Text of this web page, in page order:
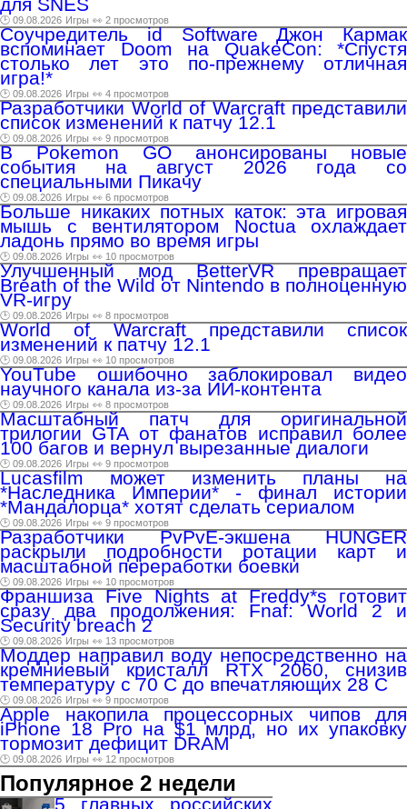
🕑 09.08.2026 Игры 👀 2 просмотров
Соучредитель id Software Джон Кармак
вспоминает Doom на QuakeCon: *Спустя
столько лет это по-прежнему отличная
игра!*
🕑 09.08.2026 Игры 👀 4 просмотров
Разработчики World of Warcraft представили
список изменений к патчу 12.1
🕑 09.08.2026 Игры 👀 9 просмотров
В Pokemon GO анонсированы новые
события на август 2026 года со
специальными Пикачу
🕑 09.08.2026 Игры 👀 6 просмотров
Больше никаких потных каток: эта игровая
мышь с вентилятором Noctua охлаждает
ладонь прямо во время игры
🕑 09.08.2026 Игры 👀 10 просмотров
Улучшенный мод BetterVR превращает
Breath of the Wild от Nintendo в полноценную
VR-игру
🕑 09.08.2026 Игры 👀 8 просмотров
World of Warcraft представили список
изменений к патчу 12.1
🕑 09.08.2026 Игры 👀 10 просмотров
YouTube ошибочно заблокировал видео
научного канала из-за ИИ-контента
🕑 09.08.2026 Игры 👀 8 просмотров
Масштабный патч для оригинальной
трилогии GTA от фанатов исправил более
100 багов и вернул вырезанные диалоги
🕑 09.08.2026 Игры 👀 9 просмотров
Lucasfilm может изменить планы на
*Наследника Империи* - финал истории
*Мандалорца* хотят сделать сериалом
🕑 09.08.2026 Игры 👀 9 просмотров
Разработчики PvPvE-экшена HUNGER
раскрыли подробности ротации карт и
масштабной переработки боевки
🕑 09.08.2026 Игры 👀 10 просмотров
Франшиза Five Nights at Freddy*s готовит
сразу два продолжения: Fnaf: World 2 и
Security breach 2
🕑 09.08.2026 Игры 👀 13 просмотров
Моддер направил воду непосредственно на
кремниевый кристалл RTX 2060, снизив
температуру с 70 C до впечатляющих 28 C
🕑 09.08.2026 Игры 👀 9 просмотров
Apple накопила процессорных чипов для
iPhone 18 Pro на $1 млрд, но их упаковку
тормозит дефицит DRAM
🕑 09.08.2026 Игры 👀 12 просмотров
Популярное 2 недели
5 главных российских